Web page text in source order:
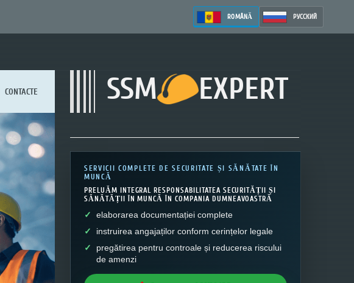
ROMÂNĂ РУССКИЙ
SSM EXPERT
CONTACTE
SERVICII COMPLETE DE SECURITATE ȘI SĂNĂTATE ÎN
MUNCĂ
PRELUĂM INTEGRAL RESPONSABILITATEA SECURITĂȚII ȘI
SĂNĂTĂȚII ÎN MUNCĂ ÎN COMPANIA DUMNEAVOASTRĂ
elaborarea documentației complete
instruirea angajaților conform cerințelor legale
pregătirea pentru controale și reducerea riscului
de amenzi